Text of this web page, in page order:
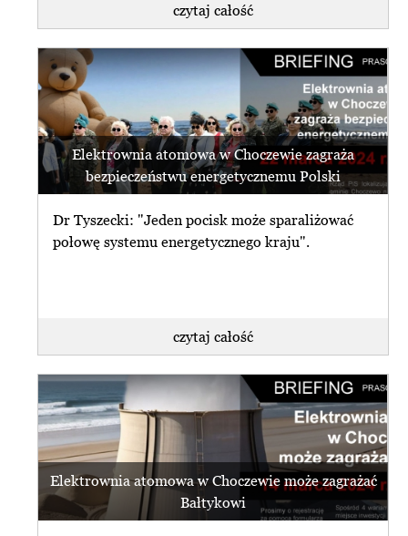
czytaj całość
Elektrownia atomowa w Choczewie zagraża
bezpieczeństwu energetycznemu Polski
Dr Tyszecki: "Jeden pocisk może sparaliżować
połowę systemu energetycznego kraju".
czytaj całość
Elektrownia atomowa w Choczewie może zagrażać
Bałtykowi